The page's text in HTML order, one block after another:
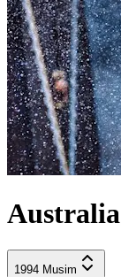
Australia
1994 Musim